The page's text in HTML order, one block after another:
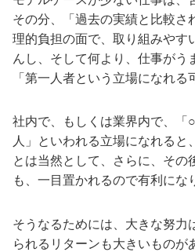
その分、「過去の実績と比較さ
理的負担の面で、取り組みやす
んし、そして何より、仕事がう
「第一人者という立場になれる
社内で、もしくは業界内で、「
人」といわれる立場になれると
とは当然として、さらに、その
も、一目置かれるので有利にな
そうなるためには、大きな努力
られるリターンも大きいものが